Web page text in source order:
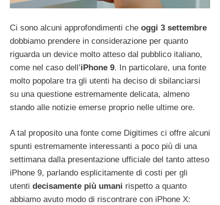
Ci sono alcuni approfondimenti che oggi 3 settembre
dobbiamo prendere in considerazione per quanto
riguarda un device molto atteso dal pubblico italiano,
come nel caso dell’iPhone 9. In particolare, una fonte
molto popolare tra gli utenti ha deciso di sbilanciarsi
su una questione estremamente delicata, almeno
stando alle notizie emerse proprio nelle ultime ore.
A tal proposito una fonte come Digitimes ci offre alcuni
spunti estremamente interessanti a poco più di una
settimana dalla presentazione ufficiale del tanto atteso
iPhone 9, parlando esplicitamente di costi per gli
utenti decisamente più umani rispetto a quanto
abbiamo avuto modo di riscontrare con iPhone X: